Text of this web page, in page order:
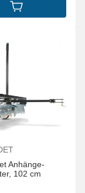
IN DEN
Anhänge-
102 cm